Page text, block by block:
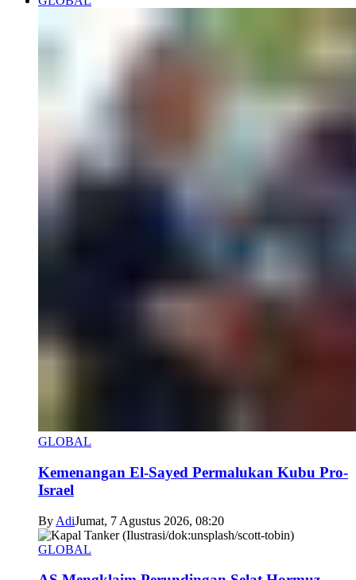
GLOBAL
Kemenangan El-Sayed Permalukan Kubu Pro-
Israel
By AdiJumat, 7 Agustus 2026, 08:20
GLOBAL